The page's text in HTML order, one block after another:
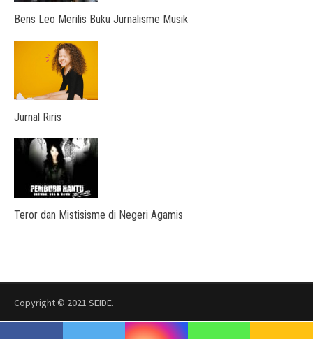
Bens Leo Merilis Buku Jurnalisme Musik
Jurnal Riris
Teror dan Mistisisme di Negeri Agamis
Copyright © 2021 SEIDE.